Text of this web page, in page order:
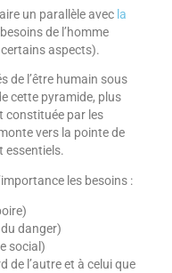
un parallèle avec la
de l’homme
aspects).
de l’être humain sous
cette pyramide, plus
constituée par les
vers la pointe de
essentiels.
les besoins :
danger)
social)
de l’autre et à celui que